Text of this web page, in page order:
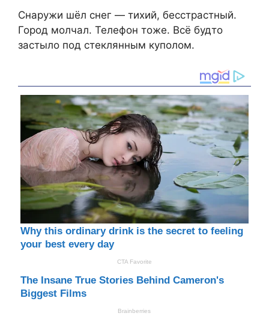
Снаружи шёл снег — тихий, бесстрастный.
Город молчал. Телефон тоже. Всё будто
застыло под стеклянным куполом.